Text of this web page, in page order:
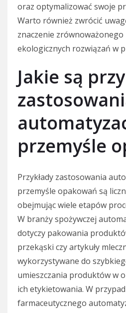
oraz optymalizować swoje
Warto również zwrócić
znaczenie
ekologicznych rozwiązań w
Jakie są
przemyśle
Przykłady zastosowania
przemyśle opakowań są
obejmując wiele etapów
W branży spożywczej
dotyczy pakowania
przekąski czy artykuły
wykorzystywane do
umieszczania produktów w
ich etykietowania. W
farmaceutycznego